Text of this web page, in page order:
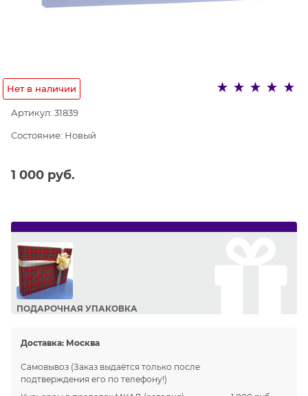
Нет в наличии
Артикул: 31839
Состояние: Новый
1 000 руб.
ПОДАРОЧНАЯ УПАКОВКА
Доставка: Москва
Самовывоз (Заказ выдаётся только после
подтверждения его по телефону!)